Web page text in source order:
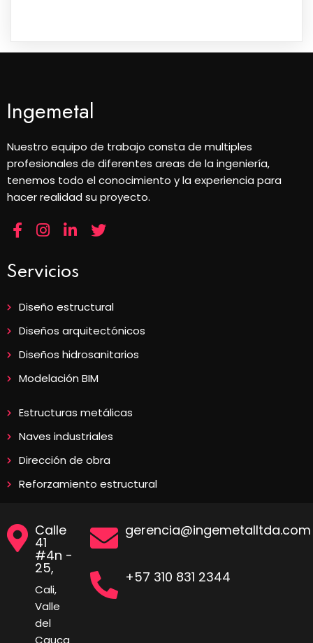
Ingemetal
Nuestro equipo de trabajo consta de multiples
profesionales de diferentes areas de la ingeniería,
tenemos todo el conocimiento y la experiencia para
hacer realidad su proyecto.
Servicios
Diseño estructural
Diseños arquitectónicos
Diseños hidrosanitarios
Modelación BIM
Estructuras metálicas
Naves industriales
Dirección de obra
Reforzamiento estructural
Calle
41
#4n -
25,
Cali,
Valle
del
Cauca
gerencia@ingemetalltda.com
+57 310 831 2344